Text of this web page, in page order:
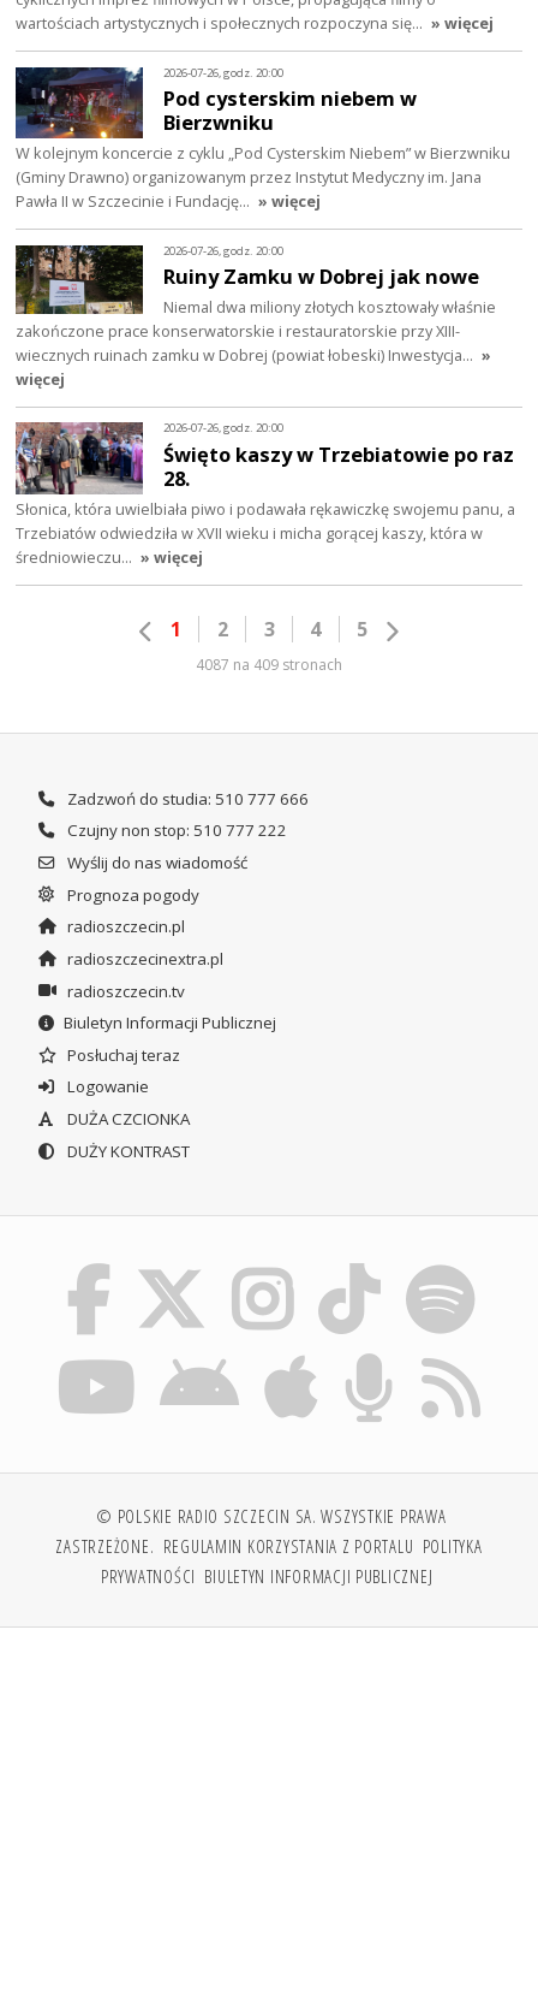
wartościach artystycznych i społecznych rozpoczyna się… » więcej
2026-07-26, godz. 20:00
Pod cysterskim niebem w
Bierzwniku
W kolejnym koncercie z cyklu „Pod Cysterskim Niebem” w Bierzwniku
(Gminy Drawno) organizowanym przez Instytut Medyczny im. Jana
Pawła II w Szczecinie i Fundację… » więcej
2026-07-26, godz. 20:00
Ruiny Zamku w Dobrej jak nowe
Niemal dwa miliony złotych kosztowały właśnie
zakończone prace konserwatorskie i restauratorskie przy XIII-
wiecznych ruinach zamku w Dobrej (powiat łobeski) Inwestycja… »
więcej
2026-07-26, godz. 20:00
Święto kaszy w Trzebiatowie po raz
28.
Słonica, która uwielbiała piwo i podawała rękawiczkę swojemu panu, a
Trzebiatów odwiedziła w XVII wieku i micha gorącej kaszy, która w
średniowieczu… » więcej
1 2 3 4 5
4087 na 409 stronach
Zadzwoń do studia: 510 777 666
Czujny non stop: 510 777 222
Wyślij do nas wiadomość
Prognoza pogody
radioszczecin.pl
radioszczecinextra.pl
radioszczecin.tv
Biuletyn Informacji Publicznej
Posłuchaj teraz
Logowanie
DUŻA CZCIONKA
DUŻY KONTRAST
© POLSKIE RADIO SZCZECIN SA. WSZYSTKIE PRAWA
ZASTRZEŻONE. REGULAMIN KORZYSTANIA Z PORTALU POLITYKA
PRYWATNOŚCI BIULETYN INFORMACJI PUBLICZNEJ